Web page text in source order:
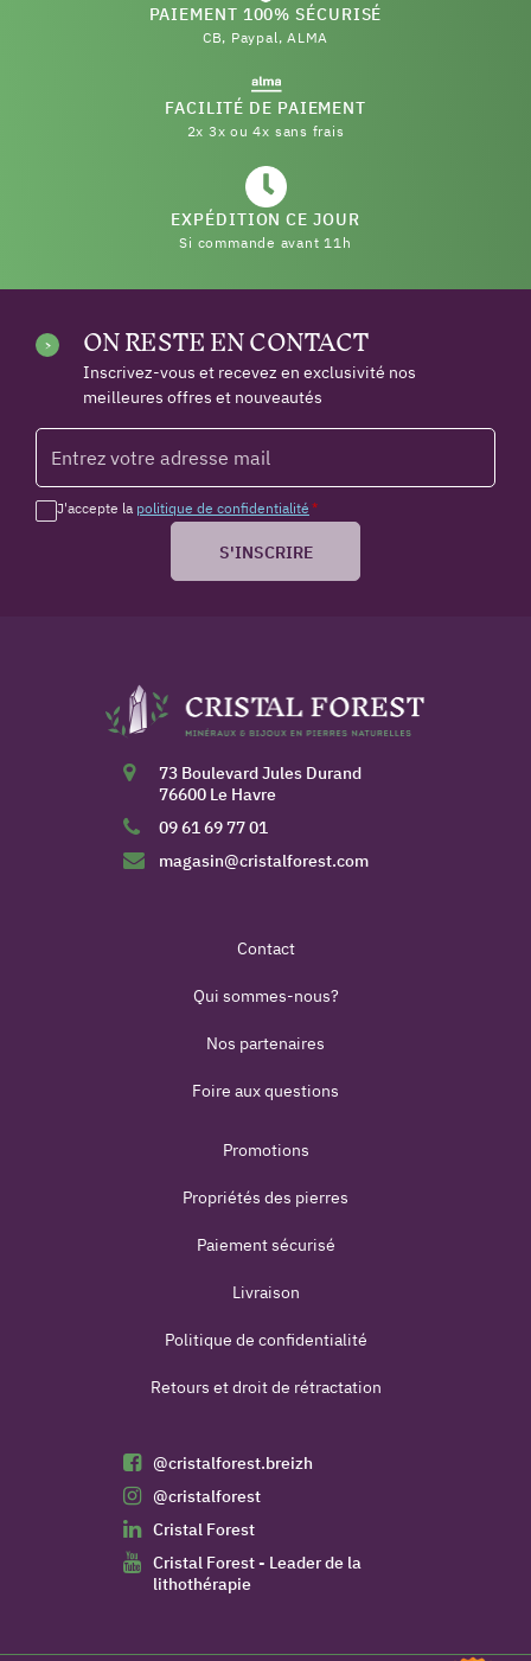
PAIEMENT 100% SÉCURISÉ
CB, Paypal, ALMA
FACILITÉ DE PAIEMENT
2x 3x ou 4x sans frais
EXPÉDITION CE JOUR
Si commande avant 11h
ON RESTE EN CONTACT
Inscrivez-vous et recevez en exclusivité nos
meilleures offres et nouveautés
J'accepte la politique de confidentialité *
S'INSCRIRE
73 Boulevard Jules Durand
76600 Le Havre
09 61 69 77 01
magasin@cristalforest.com
Contact
Qui sommes-nous?
Nos partenaires
Foire aux questions
Promotions
Propriétés des pierres
Paiement sécurisé
Livraison
Politique de confidentialité
Retours et droit de rétractation
@cristalforest.breizh
@cristalforest
Cristal Forest
Cristal Forest - Leader de la
lithothérapie